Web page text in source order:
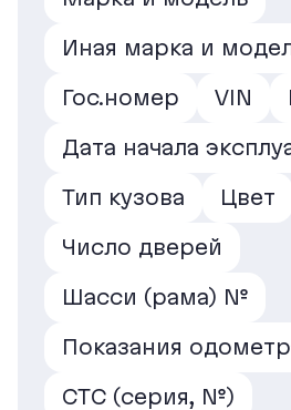
Иная марка и
Гос.номер VIN
Дата начала
Тип кузова Цвет
Число дверей
Шасси (рама) №
Показания
СТС (серия, №)